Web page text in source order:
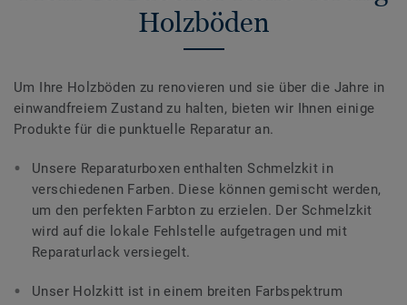
Holzböden
Um Ihre Holzböden zu renovieren und sie über die Jahre in
einwandfreiem Zustand zu halten, bieten wir Ihnen einige
Produkte für die punktuelle Reparatur an.
Unsere Reparaturboxen enthalten Schmelzkit in
verschiedenen Farben. Diese können gemischt werden,
um den perfekten Farbton zu erzielen. Der Schmelzkit
wird auf die lokale Fehlstelle aufgetragen und mit
Reparaturlack versiegelt.
Unser Holzkitt ist in einem breiten Farbspektrum